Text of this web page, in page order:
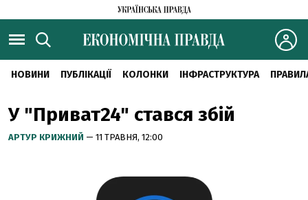
НОВИНИ ПУБЛІКАЦІЇ КОЛОНКИ ІНФРАСТРУКТУРА
У "Приват24" стався збій
АРТУР КРИЖНИЙ — 11 ТРАВНЯ, 12:00